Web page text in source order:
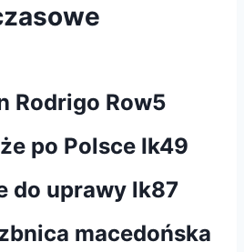
Rodrigo Row5
po Polsce Ik49
do uprawy lk87
macedońska